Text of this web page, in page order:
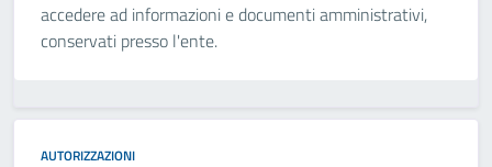
accedere ad informazioni e documenti amministrativi,
conservati presso l'ente.
AUTORIZZAZIONI